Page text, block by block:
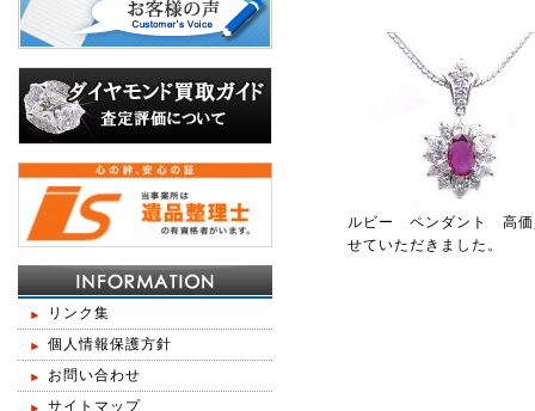
ルビー ペンダント 高価
せていただきました。
リンク集
個人情報保護方針
お問い合わせ
サイトマップ